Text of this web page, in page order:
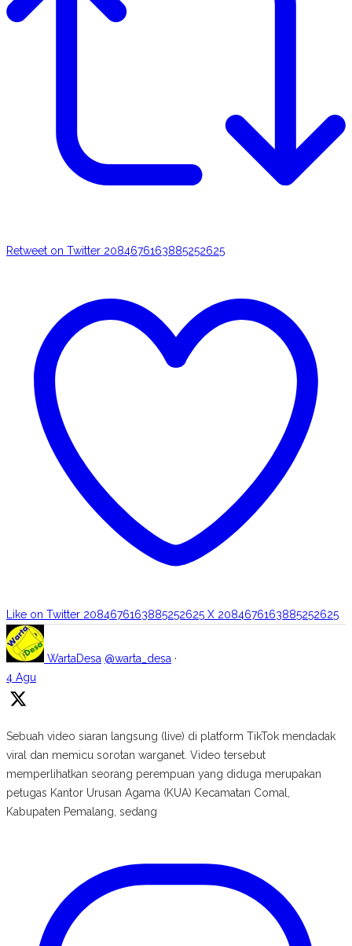
Retweet on Twitter 2084676163885252625
Like on Twitter 2084676163885252625 X 2084676163885252625
WartaDesa @warta_desa ·
4 Agu
Sebuah video siaran langsung (live) di platform TikTok mendadak
viral dan memicu sorotan warganet. Video tersebut
memperlihatkan seorang perempuan yang diduga merupakan
petugas Kantor Urusan Agama (KUA) Kecamatan Comal,
Kabupaten Pemalang, sedang